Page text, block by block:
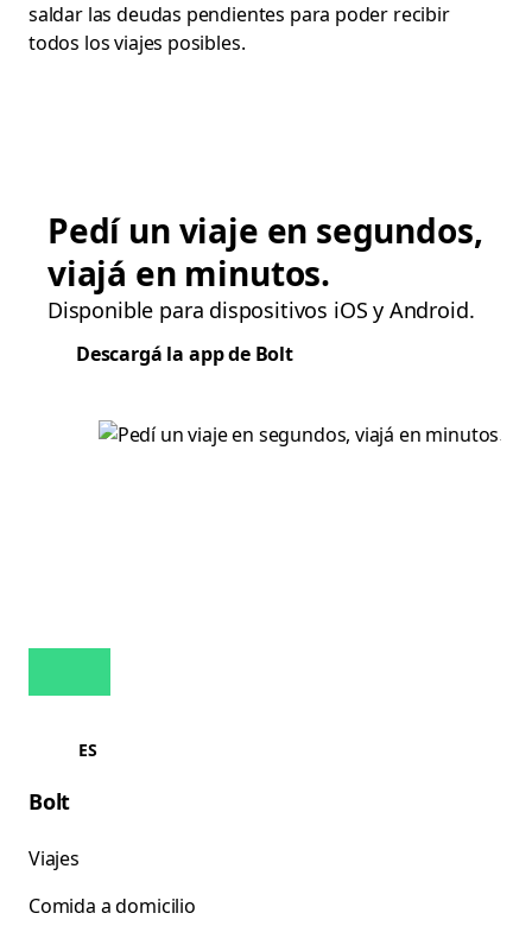
saldar las deudas pendientes para poder recibir
todos los viajes posibles.
Pedí un viaje en segundos,
viajá en minutos.
Disponible para dispositivos iOS y Android.
Descargá la app de Bolt
ES
Bolt
Viajes
Comida a domicilio